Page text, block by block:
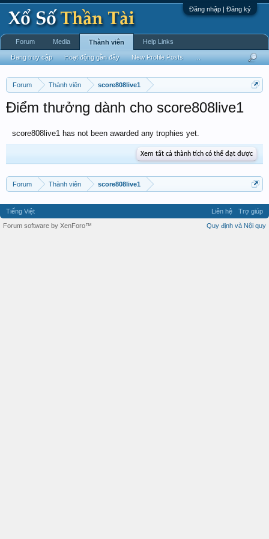
Đăng nhập | Đăng ký
Forum Thành viên score808live1
Điểm thưởng dành cho score808live1
score808live1 has not been awarded any trophies yet.
Xem tất cả thành tích có thể đạt được
Forum Thành viên score808live1
Forum Media Thành viên
Đang truy cập Hoạt động gần đây New Profile Posts
Help Links
Tiếng Việt Liên hệ
Trợ giúp
Quy định và Nội quy
Forum software by XenForo™